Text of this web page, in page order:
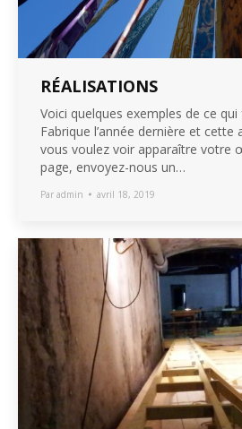
RÉALISATIONS
Voici quelques exemples de ce
Fabrique l’année dernière et cette
vous voulez voir apparaître votre
page, envoyez-nous un…
Par admin avril 18, 2019